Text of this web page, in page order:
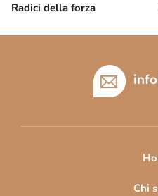
Radici della forza
info
Chi